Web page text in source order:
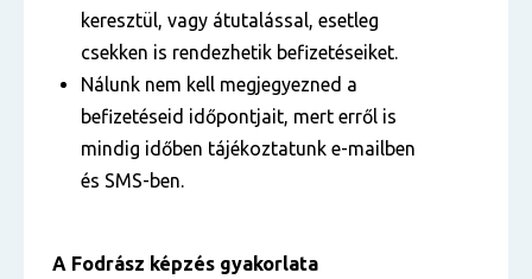
keresztül, vagy átutalással, esetleg
csekken is rendezhetik befizetéseiket.
Nálunk nem kell megjegyezned a
befizetéseid időpontjait, mert erről is
mindig időben tájékoztatunk e-mailben
és SMS-ben.
A Fodrász képzés gyakorlata